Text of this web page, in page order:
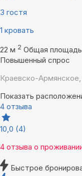
3 гостя
1 кровать
22 м 2 Общая
Повышенный спрос
Краевско-
Показать
4 отзыва
10,0 (4)
4 отзыва о
Быстрое